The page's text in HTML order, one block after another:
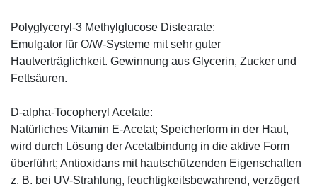
Polyglyceryl-3 Methylglucose Distearate:
Emulgator für O/W-Systeme mit sehr guter
Hautverträglichkeit. Gewinnung aus Glycerin, Zucker und
Fettsäuren.
D-alpha-Tocopheryl Acetate:
Natürliches Vitamin E-Acetat; Speicherform in der Haut,
wird durch Lösung der Acetatbindung in die aktive Form
überführt; Antioxidans mit hautschützenden Eigenschaften
z. B. bei UV-Strahlung, feuchtigkeitsbewahrend, verzögert